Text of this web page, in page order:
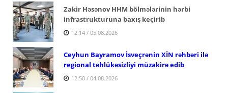
Zakir Həsənov HHM bölmələrinin hərbi
infrastrukturuna baxış keçirib
12:14 / 05.08.2026
Ceyhun Bayramov İsveçrənin XİN rəhbəri ilə
regional təhlükəsizliyi müzakirə edib
12:50 / 04.08.2026